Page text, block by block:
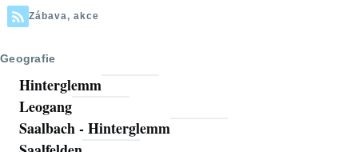
Zábava, akce
Geografie
Hinterglemm
Leogang
Saalbach - Hinterglemm